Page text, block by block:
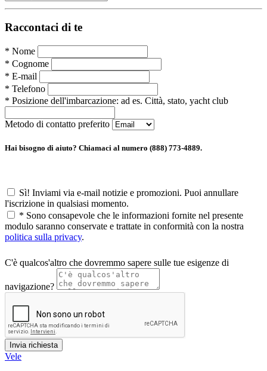
Raccontaci di te
* Nome
* Cognome
* E-mail
* Telefono
* Posizione dell'imbarcazione: ad es. Città, stato, yacht club
Metodo di contatto preferito
Hai bisogno di aiuto? Chiamaci al numero (888) 773-4889.
Sì! Inviami via e-mail notizie e promozioni. Puoi annullare
l'iscrizione in qualsiasi momento.
* Sono consapevole che le informazioni fornite nel presente
modulo saranno conservate e trattate in conformità con la nostra
politica sulla privacy.
C'è qualcos'altro che dovremmo sapere sulle tue esigenze di
navigazione?
Vele